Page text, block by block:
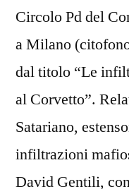
Circolo Pd del
a Milano
dal titolo “Le
al Corvetto”.
Satariano,
infiltrazioni
David Gentili,